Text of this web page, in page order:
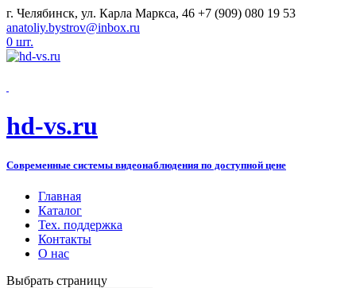
г. Челябинск, ул. Карла Маркса, 46 +7 (909) 080 19 53
anatoliy.bystrov@inbox.ru
0 шт.
hd-vs.ru
Современные системы видеонаблюдения по доступной цене
Главная
Каталог
Тех. поддержка
Контакты
О нас
Выбрать страницу